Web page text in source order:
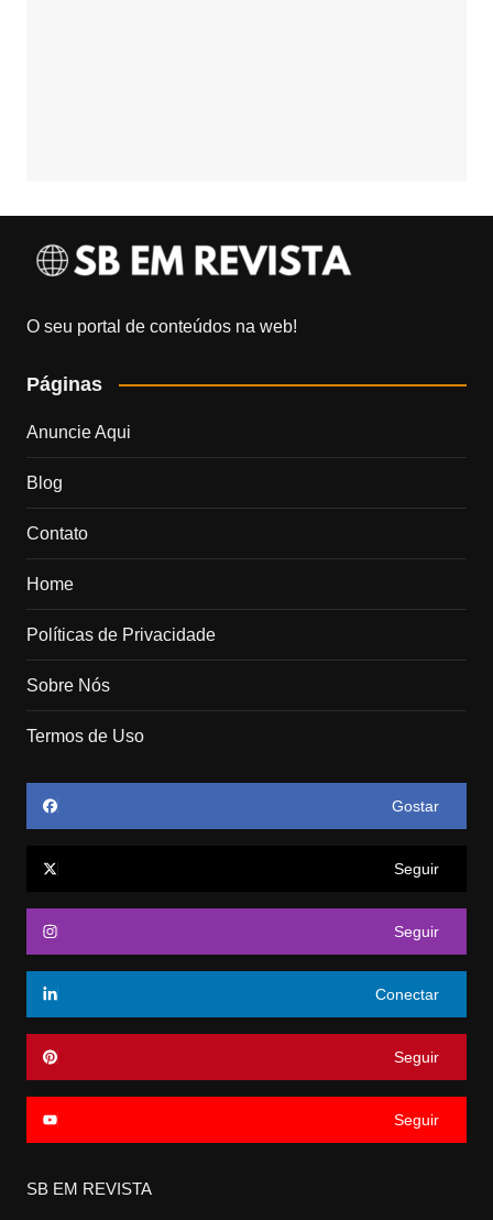
O seu portal de conteúdos na web!
Páginas
Anuncie Aqui
Blog
Contato
Home
Políticas de Privacidade
Sobre Nós
Termos de Uso
Gostar
Seguir
Seguir
Conectar
Seguir
Seguir
SB EM REVISTA